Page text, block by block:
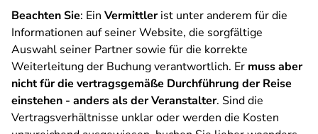
Beachten Sie: Ein Vermittlerist unter anderem für die
Informationen auf seiner Website, die sorgfältige
Auswahl seiner Partner sowie für die korrekte
Weiterleitung der Buchung verantwortlich. Er muss aber
nicht für die vertragsgemäße Durchführung der Reise
einstehen - anders als der Veranstalter. Sind die
Vertragsverhältnisse unklar oder werden die Kosten